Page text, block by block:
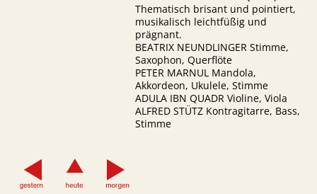
Thematisch brisant und pointiert,
musikalisch leichtfüßig und
prägnant.
BEATRIX NEUNDLINGER Stimme,
Saxophon, Querflöte
PETER MARNUL Mandola,
Akkordeon, Ukulele, Stimme
ADULA IBN QUADR Violine, Viola
ALFRED STÜTZ Kontragitarre, Bass,
Stimme